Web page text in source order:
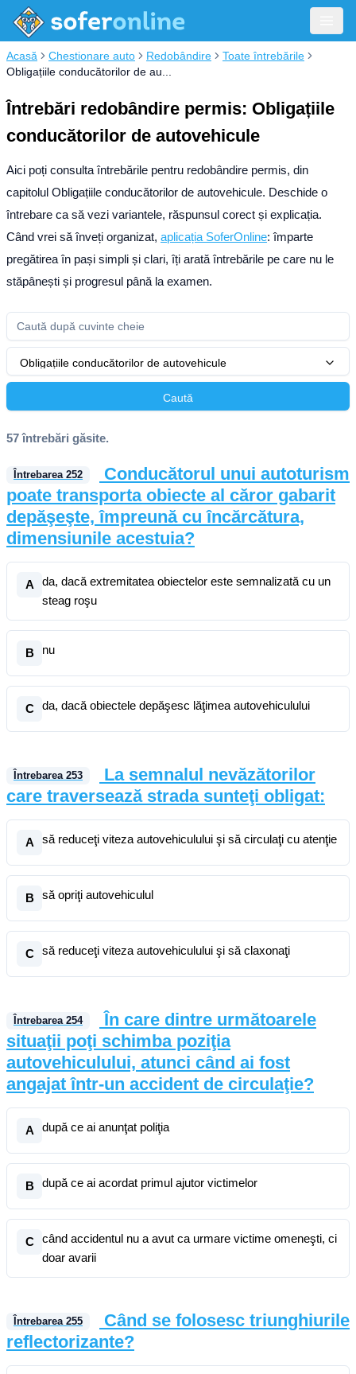
Acasă Chestionare auto Redobândire
Toate întrebările
Obligațiile conducătorilor de au...
Întrebări redobândire permis: Obligațiile
conducătorilor de autovehicule
Aici poți consulta întrebările pentru redobândire permis, din
capitolul Obligațiile conducătorilor de autovehicule. Deschide o
întrebare ca să vezi variantele, răspunsul corect și explicația.
Când vrei să înveți organizat, aplicația SoferOnline: împarte
pregătirea în pași simpli și clari, îți arată întrebările pe care nu le
stăpânești și progresul până la examen.
Obligațiile conducătorilor de autovehicule
Caută
57 întrebări găsite.
Întrebarea 252
Conducătorul unui autoturism
poate transporta obiecte al căror gabarit
depăşeşte, împreună cu încărcătura,
dimensiunile acestuia?
A
da, dacă extremitatea obiectelor este semnalizată cu un
steag roşu
B nu
C da, dacă obiectele depăşesc lăţimea autovehiculului
Întrebarea 253
La semnalul nevăzătorilor
care traversează strada sunteţi obligat:
A să reduceţi viteza autovehiculului şi să circulaţi cu atenţie
B să opriţi autovehiculul
C să reduceţi viteza autovehiculului şi să claxonaţi
Întrebarea 254
În care dintre următoarele
situaţii poţi schimba poziţia
autovehiculului, atunci când ai fost
angajat într-un accident de circulaţie?
A după ce ai anunţat poliţia
B după ce ai acordat primul ajutor victimelor
C
când accidentul nu a avut ca urmare victime omeneşti, ci
doar avarii
Întrebarea 255
Când se folosesc triunghiurile
reflectorizante?